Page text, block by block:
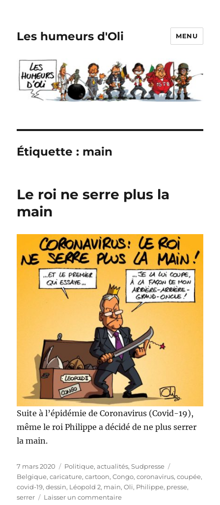
Les humeurs d'Oli MENU
Étiquette : main
Le roi ne serre plus la
main
Suite à l’épidémie de Coronavirus (Covid-19),
même le roi Philippe a décidé de ne plus serrer
la main.
Publié
le
7 mars 2020 Catégories
Politique, actualités,Sudpresse
Belgique,caricature,cartoon,Congo,coronavirus,coupée,
covid-19,dessin, Léopold 2, main,Oli, Philippe, presse,
serrer
Laisser un commentairesur